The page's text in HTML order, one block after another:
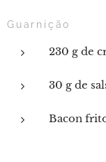
Guarnição
230 g de
30 g de
Bacon